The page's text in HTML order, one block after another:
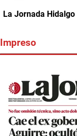
La Jornada
Impreso